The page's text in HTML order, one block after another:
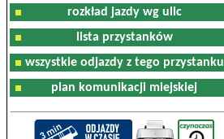
rozkład jazdy wg ulic
lista przystanków
wszystkie odjazdy z tego przystanku
plan komunikacji miejskiej